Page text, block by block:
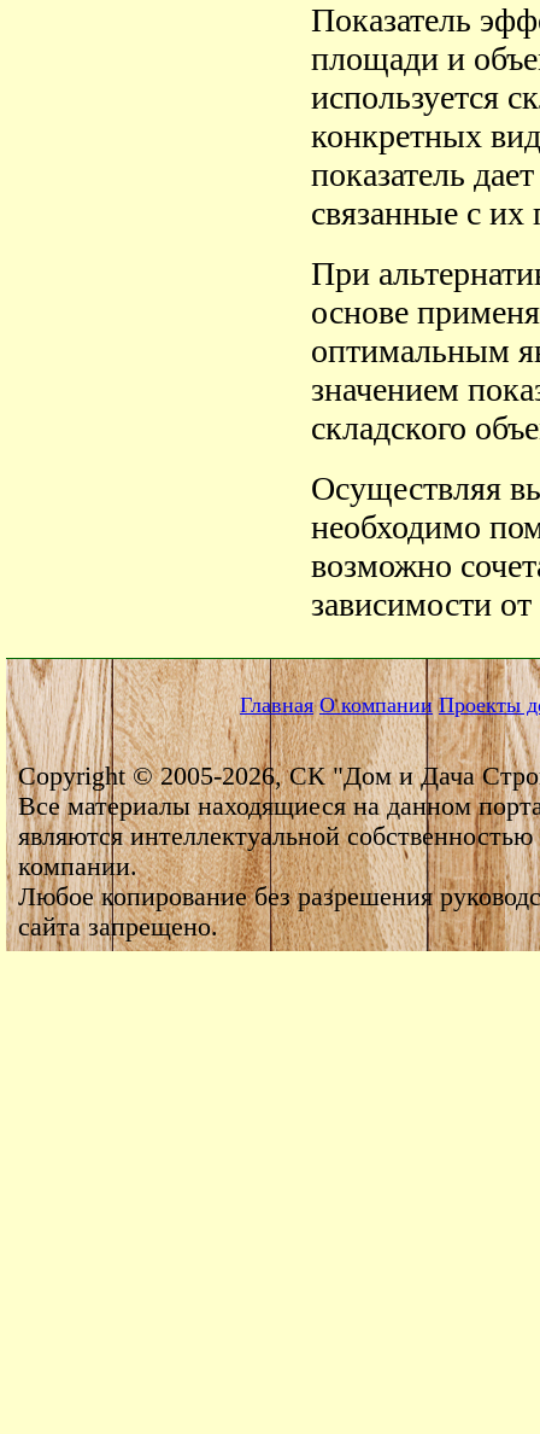
Показатель
площади и
используется
конкретных
показатель
связанные с их
При
основе
оптимальным
значением
складского
Осуществляя
необходимо
возможно
зависимости от
Главная О компании Проекты
Copyright © 2005-2026, СК "Дом и Дача
Все материалы находящиеся на данном
являются интеллектуальной собственностью
компании.
Любое копирование без разрешения
сайта запрещено.